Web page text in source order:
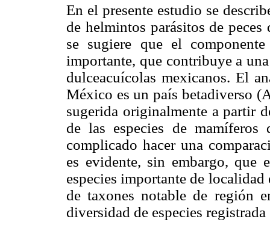
En el presente estudio se
de helmintos parásitos de
se sugiere que el
importante, que contribuye a
dulceacuícolas mexicanos. El
México es un país betadiverso
sugerida originalmente a partir
de las especies de
complicado hacer una
es evidente, sin embargo, que
especies importante de
de taxones notable de región
diversidad de especies